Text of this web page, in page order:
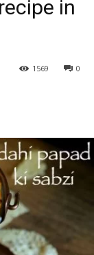
in
0
1569